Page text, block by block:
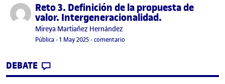
Publicado porReto 3. Definición de la propuesta de
valor. Intergeneracionalidad.
Publicado por
Mireya Martiañez Hernández
Visibilidad:
Pública-Fecha de publicación
1 May 2025-comentario
DEBATE